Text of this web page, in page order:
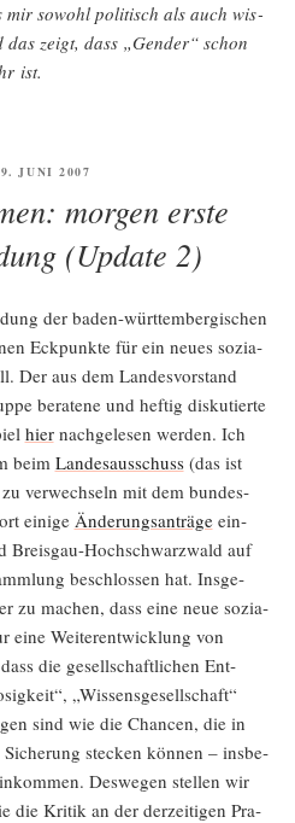
mir sowohl poli­tisch als auch wis­
zeigt, dass „Gen­der“ schon
ist.
JUNI 2007
morgen erste
(Update 2)
der baden-würt­tem­ber­gi­schen
Eck­punk­te für ein neu­es sozia­
Der aus dem Lan­des­vor­stand
bera­te­ne und hef­tig dis­ku­tier­te
hiernach­ge­le­sen wer­den. Ich
beim Lan­des­aus­schuss(das ist
ver­wech­seln mit dem bun­des­
eini­ge Ände­rungs­an­trä­geein­
Breis­gau-Hoch­schwarz­wald auf
beschlos­sen hat. Ins­ge­
zu machen, dass eine neue sozia­
eine Wei­ter­ent­wick­lung von
die gesell­schaft­li­chen Ent­
„Wis­sens­ge­sell­schaft“
sind wie die Chan­cen, die in
ste­cken kön­nen – ins­be­
Des­we­gen stel­len wir
die Kri­tik an der der­zei­ti­gen Pra­